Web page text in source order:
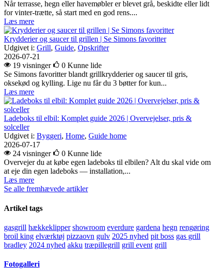
Når terrasse, hegn eller havemøbler er blevet grå, beskidte eller lidt
for vinter-trætte, så start med en god rens....
Læs mere
Krydderier og saucer til grillen | Se Simons favoritter
Udgivet i: Grill, Guide, Opskrifter
2026-07-21
19 visninger
0 Kunne lide
Se Simons favoritter blandt grillkrydderier og saucer til gris,
oksekød og kylling. Lige nu får du 3 bøtter for kun...
Læs mere
Ladeboks til elbil: Komplet guide 2026 | Overvejelser, pris &
solceller
Udgivet i: Byggeri, Home, Guide home
2026-07-17
24 visninger
0 Kunne lide
Overvejer du at købe egen ladeboks til elbilen? Alt du skal vide om
at eje din egen ladeboks — installation,...
Læs mere
Se alle fremhævede artikler
Artikel tags
gasgrill hækkeklipper showroom everdure gardena hegn rengøring
broil king elværktøj pizzaovn gulv 2025 nyhed pit boss gas grill
bradley 2024 nyhed akku træpillegrill grill event grill
Fotogalleri